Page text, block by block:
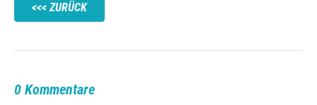
ZURÜCK
0 Kommentare